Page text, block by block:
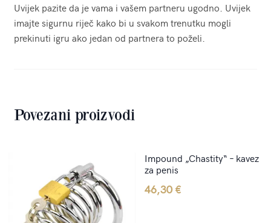
Uvijek pazite da je vama i vašem partneru ugodno. Uvijek
imajte sigurnu riječ kako bi u svakom trenutku mogli
prekinuti igru ako jedan od partnera to poželi.
Povezani proizvodi
Impound „Chastity“ – kavez
za penis
46,30€